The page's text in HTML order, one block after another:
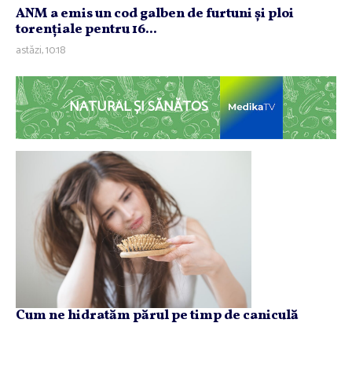
ANM a emis un cod galben de furtuni şi ploi
torenţiale pentru 16...
astăzi, 10:18
NATURAL ȘI SĂNĂTOS
Cum ne hidratăm părul pe timp de caniculă